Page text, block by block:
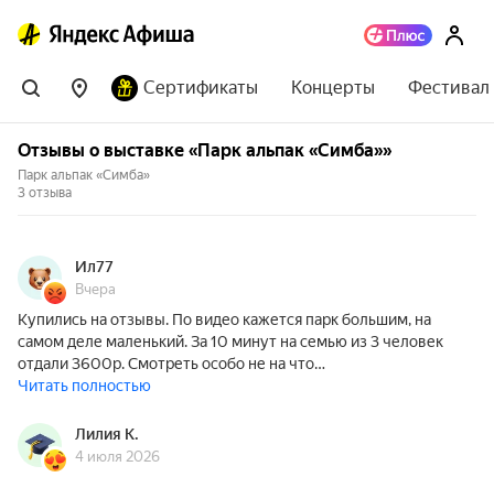
Сертификаты Концерты
Отзывы о выставке «Парк альпак «Симба»»
Парк альпак «Симба»
3 отзыва
Ил77
Вчера
Купились на отзывы. По видео кажется парк большим, на
самом деле маленький. За 10 минут на семью из 3 человек
отдали 3600р. Смотреть особо не на что…
Читать полностью
Лилия К.
4 июля 2026